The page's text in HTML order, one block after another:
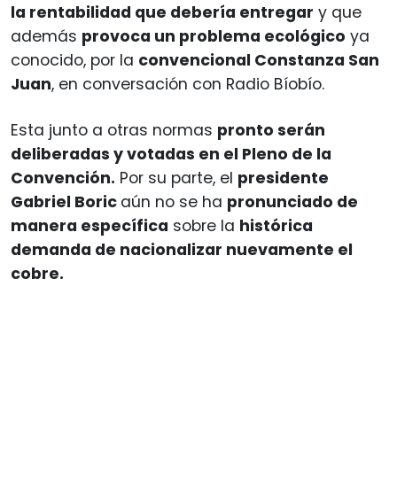
la rentabilidad que debería entregar y que
además provoca un problema ecológico ya
conocido, por la convencional Constanza San
Juan, en conversación con Radio Bíobío.
Esta junto a otras normas pronto serán
deliberadas y votadas en el Pleno de la
Convención. Por su parte, el presidente
Gabriel Boric aún no se ha pronunciado de
manera específica sobre la histórica
demanda de nacionalizar nuevamente el
cobre.